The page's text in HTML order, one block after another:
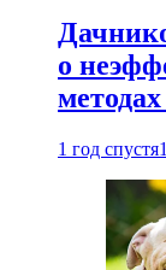
о
1 год спустя